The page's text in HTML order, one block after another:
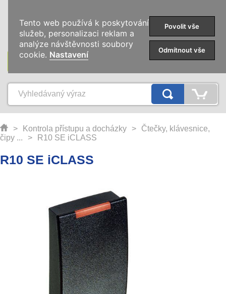
KATEGORIE
> Kontrola přístupu a docházky >
Čtečky, klávesnice,
čipy ...
> R10 SE iCLASS
R10 SE iCLASS
Tento web používá k poskytování
služeb, personalizaci reklam a
analýze návštěvnosti soubory
cookie. Nastavení
Povolit vše
Odmítnout vše